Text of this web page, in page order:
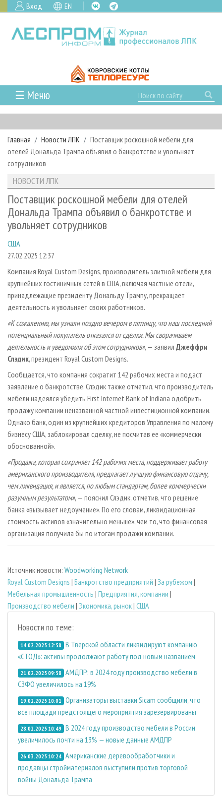
Вход EN
☰ Меню
ГЛАВНАЯ
РУБРИКИ И ТЕМЫ
РУБРИКИ ЖУРНАЛА
ЛЕСНОЕ ХОЗЯЙСТВО
ЛЕСОЗАГОТОВКА
ЛЕСОПИЛЕНИЕ
ДЕРЕВООБРАБОТКА
СУШКА ДРЕВЕСИНЫ
ДЕРЕВЯННОЕ ДОМОСТРОЕНИЕ
ПРОИЗВОДСТВО МЕБЕЛИ
БИОЭНЕРГЕТИКА
ЦБП
ИНСТРУМЕНТ И МАТЕРИАЛЫ
НОВОСТИ
КАЛЕНДАРЬ СОБЫТИЙ
НОВОСТИ ЛПК
НОВОСТИ ЖУРНАЛА
НОВОСТИ КОМПАНИЙ
ПРОЕКТЫ ЛПИ
АНАЛИТИКА
ПРЕДПРИЯТИЯ ЛПК
ЛЕСНЫЕ РЕГИОНЫ РОССИИ
ПЕРСОНЫ
ПРИОРИТЕТНЫЕ ИНВЕСТПРОЕКТЫ
RUSSIAN FORESTRY REVIEW
ГАЗЕТА ЛЕСПРОМФОРУМ
БИБЛИОТЕКА СПЕЦИАЛИСТА
АРХИВ
АРХИВ ЖУРНАЛОВ
СТАТЬИ
О ЖУРНАЛЕ
ПОДПИСКА
КОНТАКТЫ
РЕКЛАМОДАТЕЛЯМ
РЕКЛАМА
Главная Новости ЛПК
Поставщик роскошной мебели для
отелей Дональда Трампа объявил о банкротстве и увольняет
сотрудников
НОВОСТИ ЛПК
Поставщик роскошной мебели для отелей
Дональда Трампа объявил о банкротстве и
увольняет сотрудников
США
27.02.2025 12:37
Компания Royal Custom Designs, производитель элитной мебели для
крупнейших гостиничных сетей в США, включая частные отели,
принадлежащие президенту Дональду Трампу, прекращает
деятельность и увольняет своих работников.
«К сожалению, мы узнали поздно вечером в пятницу, что наш последний
потенциальный покупатель отказался от сделки. Мы сворачиваем
деятельность и уведомили об этом сотрудников», — заявил Джеффри
Слэдик, президент Royal Custom Designs.
Сообщается, что компания сократит 142 рабочих места и подаст
заявление о банкротстве. Слэдик также отметил, что производитель
мебели надеялся убедить First Internet Bank of Indiana одобрить
продажу компании неназванной частной инвестиционной компании.
Однако банк, один из крупнейших кредиторов Управления по малому
бизнесу США, заблокировал сделку, не посчитав ее «коммерчески
обоснованной».
«Продажа, которая сохраняет 142 рабочих места, поддерживает работу
американского производителя, предлагает лучшую финансовую отдачу,
чем ликвидация, и является, по любым стандартам, более коммерчески
разумным результатом», — пояснил Слэдик, отметив, что решение
банка «вызывает недоумение». По его словам, ликвидационная
стоимость активов «значительно меньше», чем то, что финансовая
организация получила бы по итогам продажи компании.
Источник новости: Woodworking Network
Royal Custom Designs | Банкротство предприятий | За рубежом |
Мебельная промышленность | Предприятия, компании |
Производство мебели | Экономика, рынок| США
Новости по теме:
14.02.2025 12:58 В Тверской области ликвидируют компанию
«СТОД»: активы продолжают работу под новым названием
21.02.2025 09:58 АМДПР: в 2024 году производство мебели в
СЗФО увеличилось на 19%
19.02.2025 10:01 Организаторы выставки Sicam сообщили, что
все площади предстоящего мероприятия зарезервированы
28.02.2025 10:49 В 2024 году производство мебели в России
увеличилось почти на 13% — новые данные АМДПР
26.03.2025 10:24 Американские деревообработчики и
продавцы стройматериалов выступили против торговой
войны Дональда Трампа